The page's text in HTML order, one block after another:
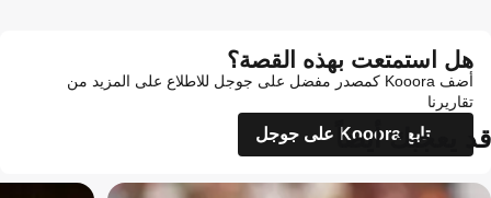
هل استمتعت بهذه القصة؟
أضف Kooora كمصدر مفضل على جوجل للاطلاع على المزيد من
تقاريرنا
تابع Kooora على جوجل
قد يعجبك أيضاً